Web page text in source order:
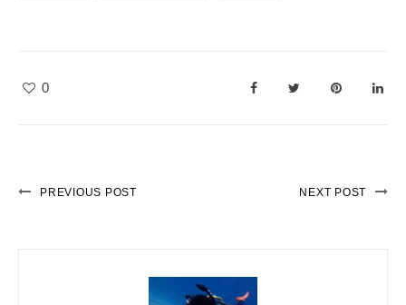
0
PREVIOUS POST NEXT POST